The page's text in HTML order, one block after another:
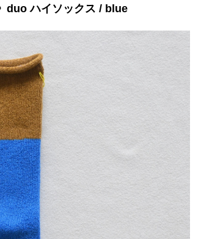
duo ハイソックス / blue